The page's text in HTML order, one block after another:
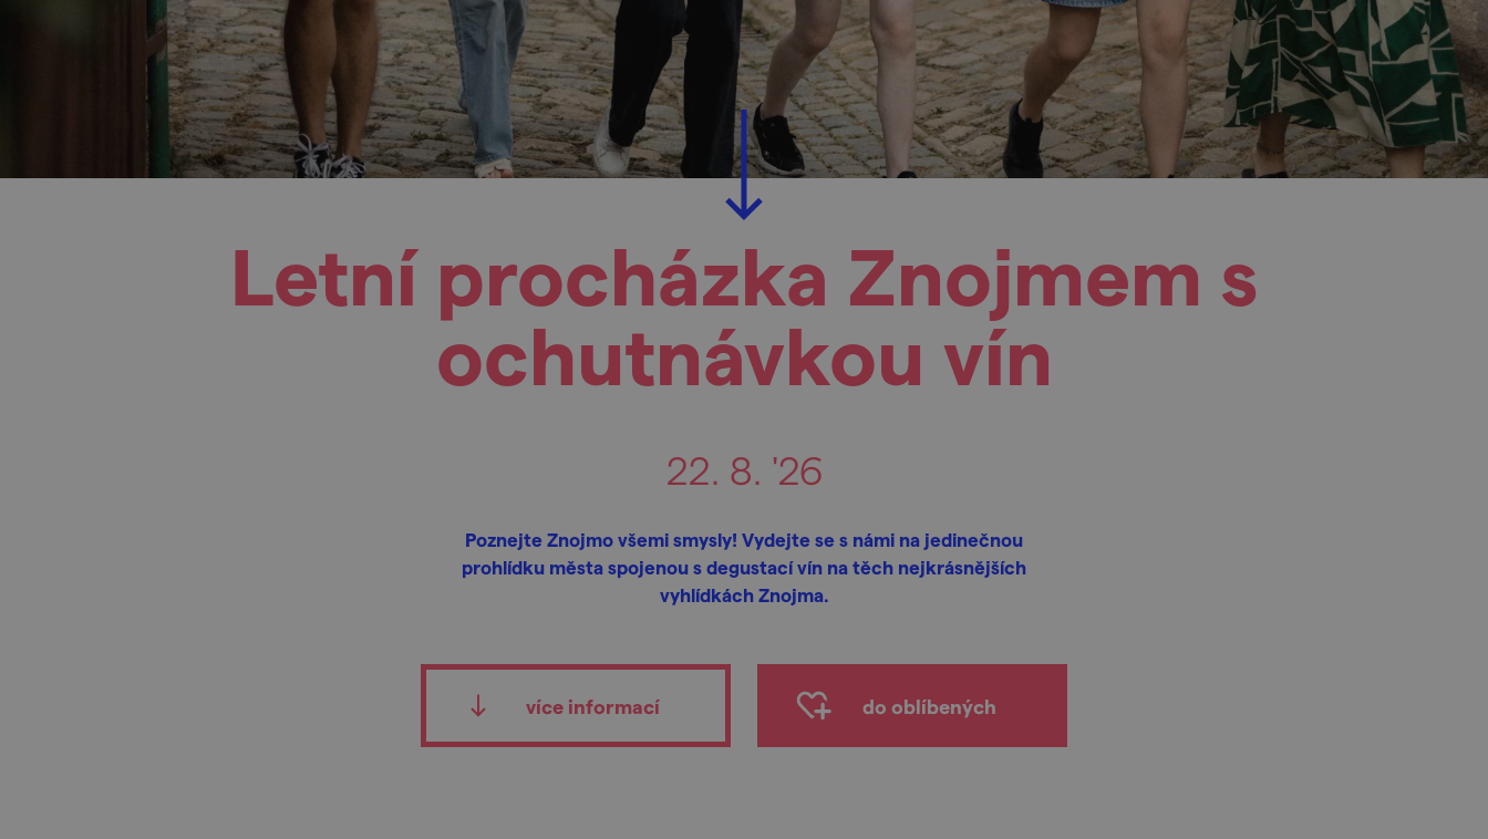
Letní procházka Znojmem s
ochutnávkou vín
22. 8. '26
Poznejte Znojmo všemi smysly! Vydejte se s námi na jedinečnou
prohlídku města spojenou s degustací vín na těch nejkrásnějších
vyhlídkách Znojma.
více informací do oblíbených